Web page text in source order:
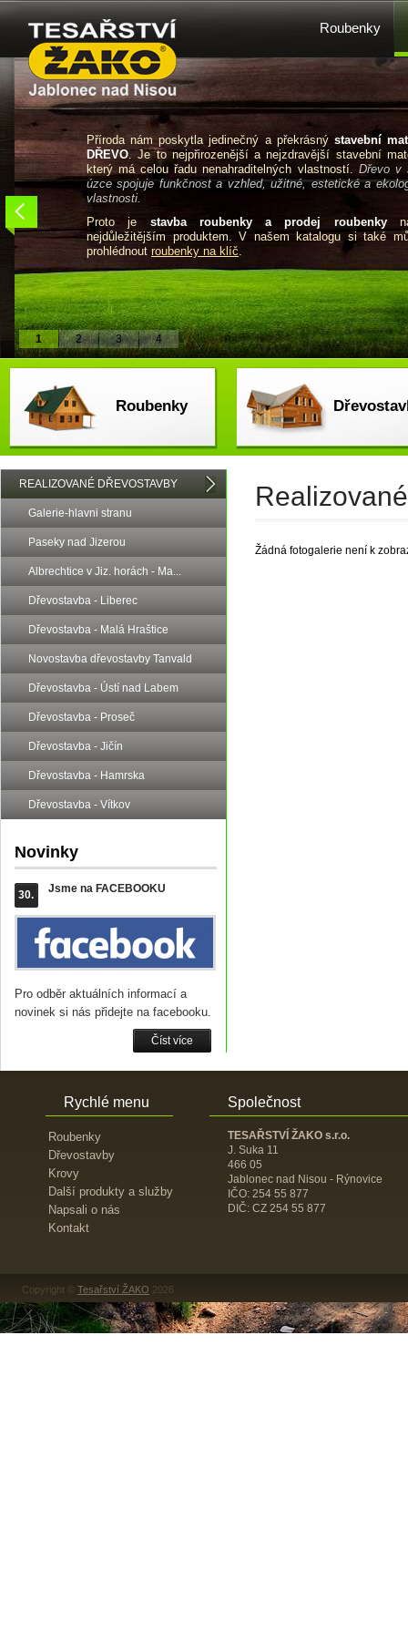
Příroda nám poskytla jedinečný a překrásný stavební
DŘEVO. Je to nejpřirozenější a nejzdravější stavební
který má celou řadu nenahraditelných vlastností. Dřevo v
úzce spojuje funkčnost a vzhled, užitné, estetické a
vlastnosti.
Proto je stavba roubenky a prodej roubenky
nejdůležitějším produktem. V našem katalogu si také
prohlédnout roubenky na klíč.
Roubenky
1 2 3 4
Roubenky
Žádná fotogalerie není k
REALIZOVANÉ DŘEVOSTAVBY
Galerie-hlavni stranu
Paseky nad Jizerou
Albrechtice v Jiz. horách - Ma...
Dřevostavba - Liberec
Dřevostavba - Malá Hraštice
Novostavba dřevostavby Tanvald
Dřevostavba - Ústí nad Labem
Dřevostavba - Proseč
Dřevostavba - Jičín
Dřevostavba - Hamrska
Dřevostavba - Vítkov
Novinky
30. Jsme na FACEBOOKU
Pro odběr aktuálních informací a
novinek si nás přidejte na facebooku.
Číst více
Rychlé menu
Roubenky
Dřevostavby
Krovy
Další produkty a služby
Napsali o nás
Kontakt
Společnost
TESAŘSTVÍ ŽAKO s.r.o.
J. Suka 11
466 05
Jablonec nad Nisou - Rýnovice
IČO: 254 55 877
DIČ: CZ 254 55 877
Copyright © Tesařství ŽAKO 2026